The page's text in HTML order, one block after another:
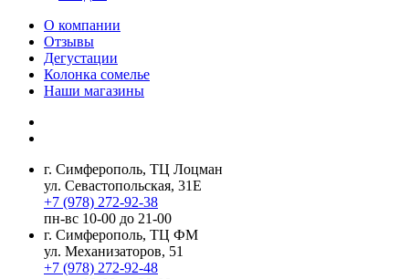
О компании
Отзывы
Дегустации
Колонка сомелье
Наши магазины
г. Симферополь, ТЦ Лоцман
ул. Севастопольская, 31Е
+7 (978) 272-92-38
пн-вс 10-00 до 21-00
г. Симферополь, ТЦ ФМ
ул. Механизаторов, 51
+7 (978) 272-92-48